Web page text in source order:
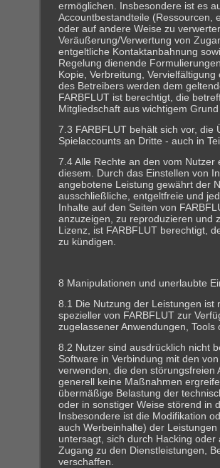
ermöglichen. Insbesondere ist es
Accountbestandteile (Ressourcen,
oder auf andere Weise zu
Veräußerung/Verwertung von
entgeltliche Kontaktanbahnung
Regelung dienende
Kopie, Verbreitung,
des Betreibers werden dem
FARBFLUT ist berechtigt, die
Mitgliedschaft aus wichtigem
7.3 FARBFLUT behält sich vor,
Spielaccounts an Dritte - auch in
7.4 Alle Rechte an den vom
diesem. Durch das Einstellen von
angebotene Leistung gewährt der
ausschließliche, entgeltfreie und
Inhalte auf den Seiten von
anzuzeigen, zu reproduzieren und
Lizenz, ist FARBFLUT berechtigt,
zu kündigen.
8 Manipulationen und unerlaubte
8.1 Die Nutzung der Leistungen
spezieller von FARBFLUT zur
zugelassener Anwendungen, Tools
8.2 Nutzer sind ausdrücklich nicht
Software in Verbindung mit den
verwenden, die den störungsfreien
generell keine Maßnahmen
übermäßige Belastung der
oder in sonstiger Weise störend in
Insbesondere ist die Modifikation
auch Werbeinhalte) der
untersagt, sich durch Hacking
Zugang zu den Dienstleistungen,
verschaffen.